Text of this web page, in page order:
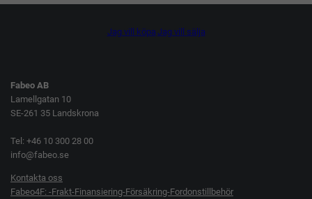
Jag vill köpa Jag vill sälja
Fabeo AB
Lamellgatan 10
SE-261 35 Landskrona
Tel: +46 10 300 28 00
info@fabeo.se
Kontakta oss
Fabeo4F: -Frakt-Finansiering-Försäkring-Fordonstillbehör